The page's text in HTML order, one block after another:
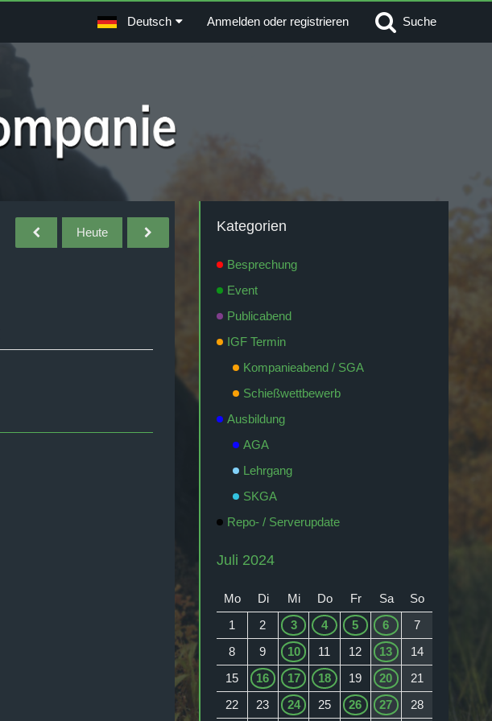
Deutsch Anmelden oder registrieren Suche
Heute Kategorien
Besprechung
Event
Publicabend
IGF Termin
Kompanieabend / SGA
Schießwettbewerb
Ausbildung
AGA
Lehrgang
SKGA
Repo- / Serverupdate
Juli 2024
Mo Di Mi Do Fr Sa
So
1
2 3 4 5 6
7
8
9 10 11 12 13
14
15
16 17 18 19 20
21
22
23 24 25 26 27 28